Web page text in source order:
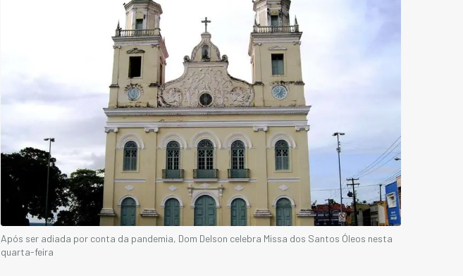
Após ser adiada por conta da pandemia, Dom Delson celebra Missa dos Santos Óleos nesta
quarta-feira